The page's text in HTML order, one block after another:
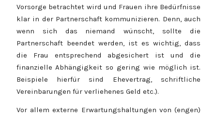
Vorsorge betrachtet wird und Frauen ihre Bedürfnisse
klar in der Partnerschaft kommunizieren. Denn, auch
wenn sich das niemand wünscht, sollte die
Partnerschaft beendet werden, ist es wichtig, dass
die Frau entsprechend abgesichert ist und die
finanzielle Abhängigkeit so gering wie möglich ist.
Beispiele hierfür sind Ehevertrag, schriftliche
Vereinbarungen für verliehenes Geld etc.).
Vor allem externe Erwartungshaltungen von (engen)